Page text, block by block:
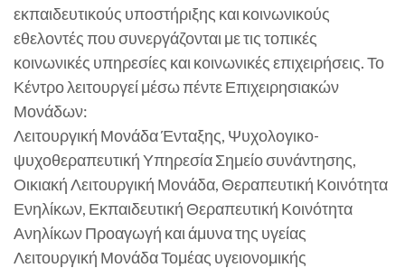
εκπαιδευτικούς υποστήριξης και κοινωνικούς
εθελοντές που συνεργάζονται με τις τοπικές
κοινωνικές υπηρεσίες και κοινωνικές επιχειρήσεις. Το
Κέντρο λειτουργεί μέσω πέντε Επιχειρησιακών
Μονάδων:
Λειτουργική Μονάδα Ένταξης, Ψυχολογικο-
ψυχοθεραπευτική Υπηρεσία Σημείο συνάντησης,
Οικιακή Λειτουργική Μονάδα, Θεραπευτική Κοινότητα
Ενηλίκων, Εκπαιδευτική Θεραπευτική Κοινότητα
Ανηλίκων Προαγωγή και άμυνα της υγείας
Λειτουργική Μονάδα Τομέας υγειονομικής